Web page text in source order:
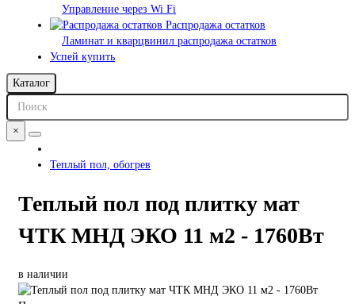
Управление через Wi Fi
Распродажа остатков
Ламинат и кварцвинил распродажа остатков
Успей купить
Каталог
×
Теплый пол, обогрев
Теплый пол под плитку мат
ЧТК МНД ЭКО 11 м2 - 1760Вт
в наличии